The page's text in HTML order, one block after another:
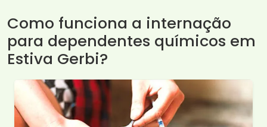
Como funciona a internação
para dependentes químicos em
Estiva Gerbi?